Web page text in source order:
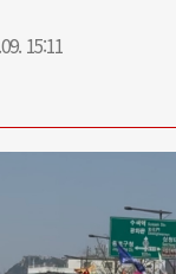
15:11